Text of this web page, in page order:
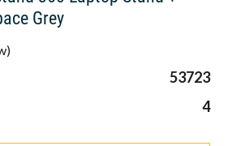
Grey
53723
4